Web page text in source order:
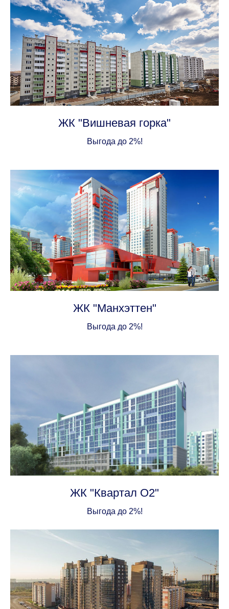
ЖК "Вишневая горка"
Выгода до 2%!
ЖК "Манхэттен"
Выгода до 2%!
ЖК "Квартал О2"
Выгода до 2%!